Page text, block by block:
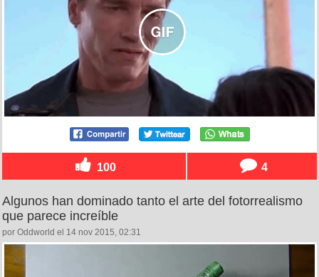
100 4
Algunos han dominado tanto el arte del fotorrealismo
que parece increíble
por Oddworld el 14 nov 2015, 02:31